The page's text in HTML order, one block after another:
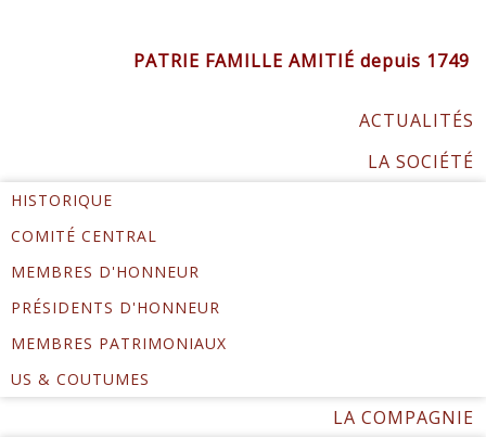
PATRIE FAMILLE AMITIÉ depuis 1749
ACTUALITÉS
LA SOCIÉTÉ
HISTORIQUE
COMITÉ CENTRAL
MEMBRES D'HONNEUR
PRÉSIDENTS D'HONNEUR
MEMBRES PATRIMONIAUX
US & COUTUMES
LA COMPAGNIE